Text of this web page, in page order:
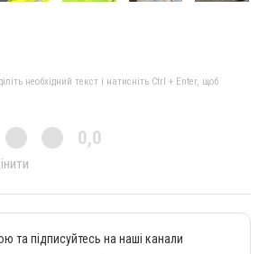
необхідний текст і натисніть Ctrl + Enter, щоб
0,0
та підписуйтесь на наші канали